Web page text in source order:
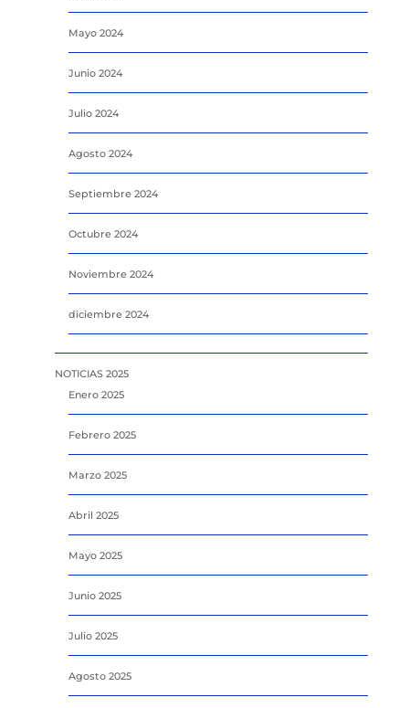
Mayo 2024
Junio 2024
Julio 2024
Agosto 2024
Septiembre 2024
Octubre 2024
Noviembre 2024
diciembre 2024
NOTICIAS 2025
Enero 2025
Febrero 2025
Marzo 2025
Abril 2025
Mayo 2025
Junio 2025
Julio 2025
Agosto 2025